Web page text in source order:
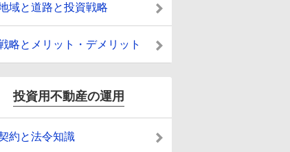
域と道路と投資戦略
略とメリット・デメリット
投資用不動産の運用
約と法令知識